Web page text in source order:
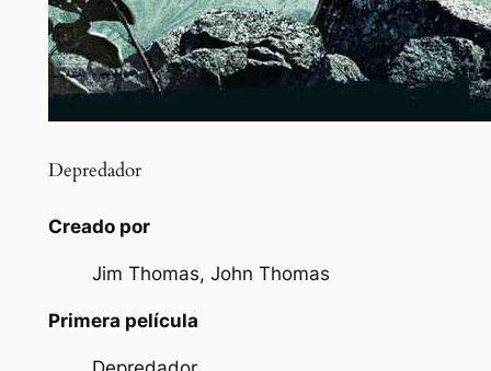
Depredador
Creado por
Jim Thomas, John Thomas
Primera película